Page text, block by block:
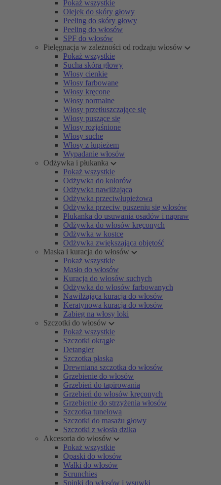
Pokaż wszystkie
Olejek do skóry głowy
Peeling do skóry głowy
Peeling do włosów
SPF do włosów
Pielęgnacja w zależności od rodzaju włosów
Pokaż wszystkie
Sucha skóra głowy
Włosy cienkie
Włosy farbowane
Włosy kręcone
Włosy normalne
Włosy przetłuszczające się
Włosy puszące się
Włosy rozjaśnione
Włosy suche
Włosy z łupieżem
Wypadanie włosów
Odżywka i płukanka
Pokaż wszystkie
Odżywka do kolorów
Odżywka nawilżająca
Odżywka przeciwłupieżowa
Odżywka przeciw puszeniu się włosów
Płukanka do usuwania osadów i napraw
Odżywka do włosów kręconych
Odżywka w kostce
Odżywka zwiększająca objętość
Maska i kuracja do włosów
Pokaż wszystkie
Masło do włosów
Kuracja do włosów suchych
Odżywka do włosów farbowanych
Nawilżająca kuracja do włosów
Keratynowa kuracja do włosów
Zabieg na włosy loki
Szczotki do włosów
Pokaż wszystkie
Szczotki okrągłe
Detangler
Szczotka płaska
Drewniana szczotka do włosów
Grzebienie do włosów
Grzebień do tapirowania
Grzebień do włosów kręconych
Grzebienie do strzyżenia włosów
Szczotka tunelowa
Szczotki do masażu głowy
Szczotki z włosia dzika
Akcesoria do włosów
Pokaż wszystkie
Opaski do włosów
Wałki do włosów
Scrunchies
Spinki do włosów i wsuwki